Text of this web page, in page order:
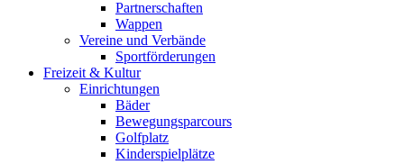
Partnerschaften
Wappen
Vereine und Verbände
Sportförderungen
Freizeit & Kultur
Einrichtungen
Bäder
Bewegungsparcours
Golfplatz
Kinderspielplätze